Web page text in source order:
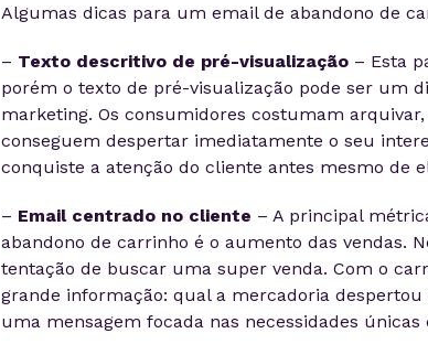
Algumas dicas para um email de abandono de
– Texto descritivo de pré-visualização– Esta
porém o texto de pré-visualização pode ser um
marketing. Os consumidores costumam
conseguem despertar imediatamente o seu
conquiste a atenção do cliente antes mesmo de
– Email centrado no cliente – A principal
abandono de carrinho é o aumento das vendas.
tentação de buscar uma super venda. Com o
grande informação: qual a mercadoria despertou
uma mensagem focada nas necessidades únicas